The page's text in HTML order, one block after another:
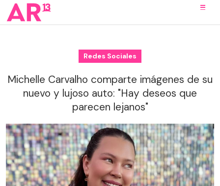
Redes Sociales
Michelle Carvalho comparte imágenes de su
nuevo y lujoso auto: "Hay deseos que
parecen lejanos"